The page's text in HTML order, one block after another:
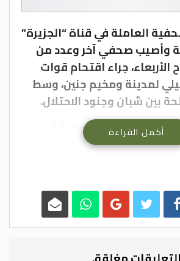
العاملة في قناة “الجزيرة”
وأصيب صحفي آخر وعدد من
جراء اقتحام قوات
لمدينة ومخيم جنين، وسط
بين شبان وجنود الاحتلال.
استشهاد الصحفية أبو
برصاص حي في
مسلحة في مخيم جنين بين
أكمل القراءة